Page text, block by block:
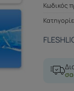
Κωδικός